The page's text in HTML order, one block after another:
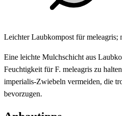
Leichter Laubkompost für meleagris;
Eine leichte Mulchschicht aus
Feuchtigkeit für F. meleagris zu
imperialis-Zwiebeln vermeiden, die
bevorzugen.